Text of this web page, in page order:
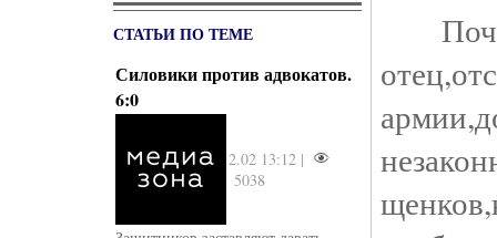
СТАТЬИ ПО ТЕМЕ
Силовики против адвокатов.
6:0
2.02 13:12 |
5038